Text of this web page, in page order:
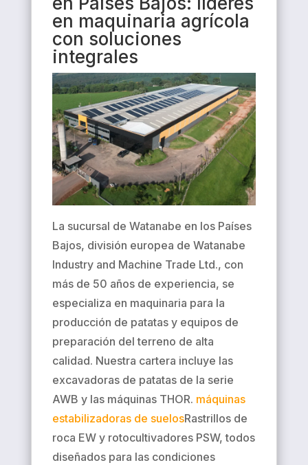
en maquinaria agrícola
con soluciones
integrales
La sucursal de Watanabe en los Países
Bajos, división europea de Watanabe
Industry and Machine Trade Ltd., con
más de 50 años de experiencia, se
especializa en maquinaria para la
producción de patatas y equipos de
preparación del terreno de alta
calidad. Nuestra cartera incluye las
excavadoras de patatas de la serie
AWB y las máquinas THOR. máquinas
estabilizadoras de suelosRastrillos de
roca EW y rotocultivadores PSW, todos
diseñados para las condiciones